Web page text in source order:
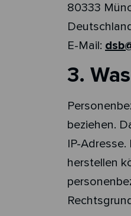
80333
E-Mail:
3.
beziehen.
IP-
herstellen